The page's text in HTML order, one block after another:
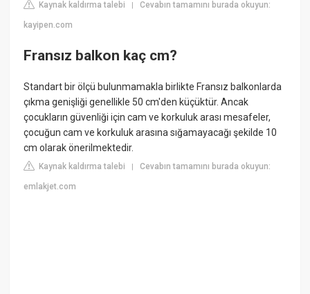
Kaynak kaldırma talebi |Cevabın tamamını burada okuyun:
kayipen.com
Fransız balkon kaç cm?
Standart bir ölçü bulunmamakla birlikte Fransız balkonlarda
çıkma genişliği genellikle 50 cm'den küçüktür. Ancak
çocukların güvenliği için cam ve korkuluk arası mesafeler,
çocuğun cam ve korkuluk arasına sığamayacağı şekilde 10
cm olarak önerilmektedir.
Kaynak kaldırma talebi |Cevabın tamamını burada okuyun:
emlakjet.com